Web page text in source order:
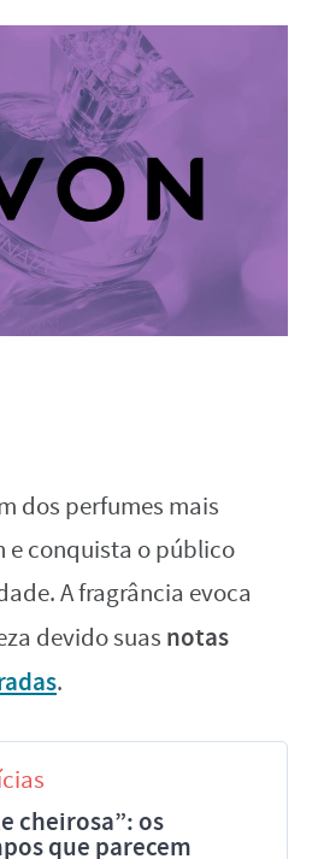
dos perfumes mais
e conquista o público
A fragrância evoca
devido suas notas
.
cheirosa”: os
que parecem